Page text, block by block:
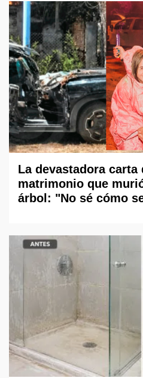
La devastadora carta
matrimonio que
árbol: "No sé cómo